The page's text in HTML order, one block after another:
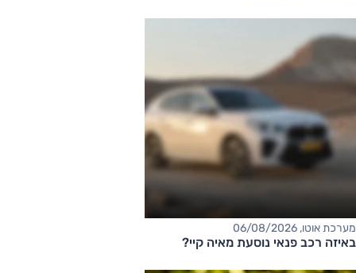
מערכת אוטו, 06/08/2026
באיזה רכב פנאי נוסעת מאיה קיי?